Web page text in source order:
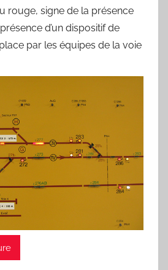
rouge, signe de la présence
d’un dispositif de
par les équipes de la voie